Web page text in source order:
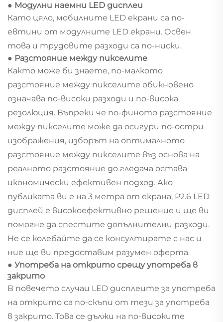
● Модулни наемни LED дисплеи
Като цяло, мобилните LED екрани са по-
евтини от модулните LED екрани. Освен
това и трудовите разходи са по-ниски.
● Разстояние между пикселите
Както може би знаете, по-малкото
разстояние между пикселите обикновено
означава по-високи разходи и по-висока
резолюция. Въпреки че по-финото разстояние
между пикселите може да осигури по-остри
изображения, изборът на оптималното
разстояние между пикселите въз основа на
реалното разстояние до гледача остава
икономически ефективен подход. Ако
публиката ви е на 3 метра от екрана, P2.6 LED
дисплей е високоефективно решение и ще ви
помогне да спестите допълнителни разходи.
Не се колебайте да се консултирате с нас и
ние ще ви предоставим разумен оферта.
● Употреба на открито срещу употреба в
закрито
В повечето случаи LED дисплеите за употреба
на открито са по-скъпи от тези за употреба
в закрито. Това се дължи на по-високите